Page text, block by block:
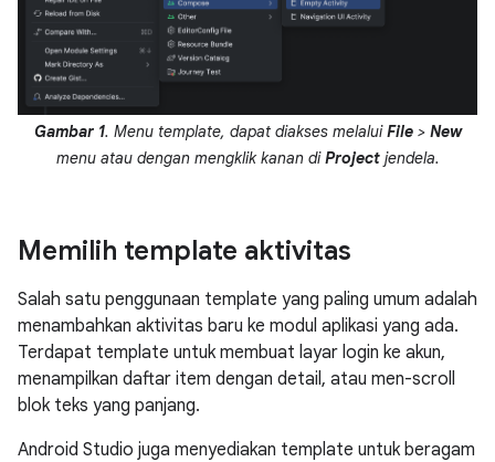
Gambar 1. Menu template, dapat diakses melaluiFile> New
menu atau dengan mengklik kanan diProjectjendela.
Memilih template aktivitas
Salah satu penggunaan template yang paling umum adalah
menambahkan aktivitas baru ke modul aplikasi yang ada.
Terdapat template untuk membuat layar login ke akun,
menampilkan daftar item dengan detail, atau men-scroll
blok teks yang panjang.
Android Studio juga menyediakan template untuk beragam